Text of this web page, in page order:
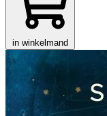
in winkelmand